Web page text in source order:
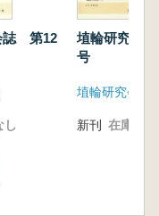
誌 第12
し
埴輪研究会
号
埴輪研究会
新刊 在庫なし